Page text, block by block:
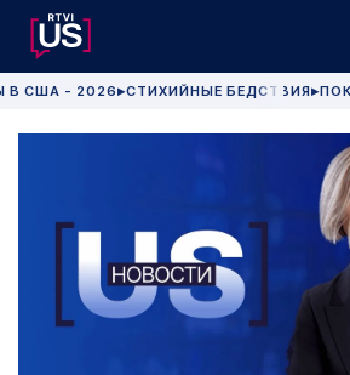
В США - 2026 ▶СТИХИЙНЫЕ БЕДСТВИЯ▶